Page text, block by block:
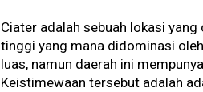
Ciater adalah sebuah lokasi
tinggi yang mana didominasi
luas, namun daerah ini
Keistimewaan tersebut adalah